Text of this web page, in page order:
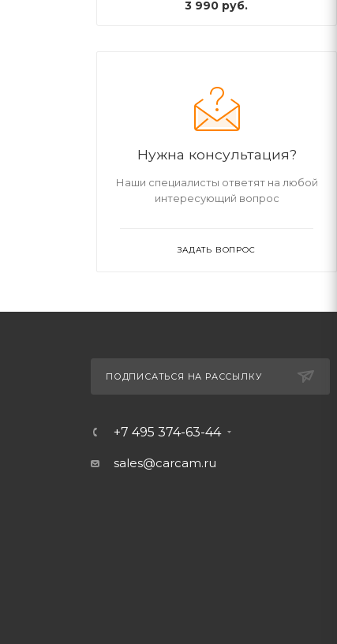
3 990 руб.
Нужна консультация?
Наши специалисты ответят на любой
интересующий вопрос
ЗАДАТЬ ВОПРОС
ПОДПИСАТЬСЯ НА РАССЫЛКУ
+7 495 374-63-44
sales@carcam.ru